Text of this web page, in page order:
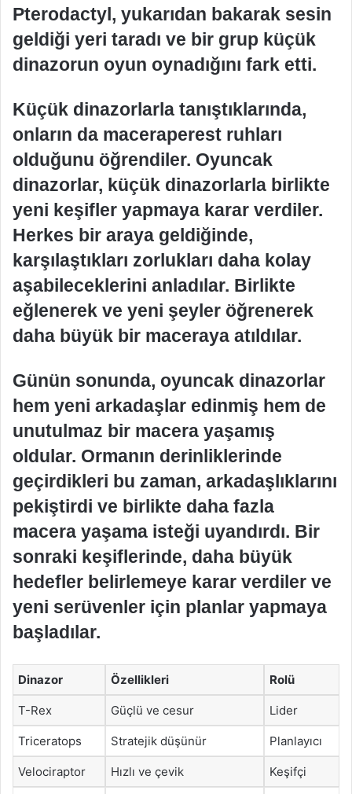
Pterodactyl, yukarıdan bakarak sesin
geldiği yeri taradı ve bir grup küçük
dinazorun oyun oynadığını fark etti.
Küçük dinazorlarla tanıştıklarında,
onların da maceraperest ruhları
olduğunu öğrendiler. Oyuncak
dinazorlar, küçük dinazorlarla birlikte
yeni keşifler yapmaya karar verdiler.
Herkes bir araya geldiğinde,
karşılaştıkları zorlukları daha kolay
aşabileceklerini anladılar. Birlikte
eğlenerek ve yeni şeyler öğrenerek
daha büyük bir maceraya atıldılar.
Günün sonunda, oyuncak dinazorlar
hem yeni arkadaşlar edinmiş hem de
unutulmaz bir macera yaşamış
oldular. Ormanın derinliklerinde
geçirdikleri bu zaman, arkadaşlıklarını
pekiştirdi ve birlikte daha fazla
macera yaşama isteği uyandırdı. Bir
sonraki keşiflerinde, daha büyük
hedefler belirlemeye karar verdiler ve
yeni serüvenler için planlar yapmaya
başladılar.
Dinazor Özellikleri Rolü
T-Rex Güçlü ve cesur Lider
Triceratops Stratejik düşünür Planlayıcı
Velociraptor Hızlı ve çevik Keşifçi